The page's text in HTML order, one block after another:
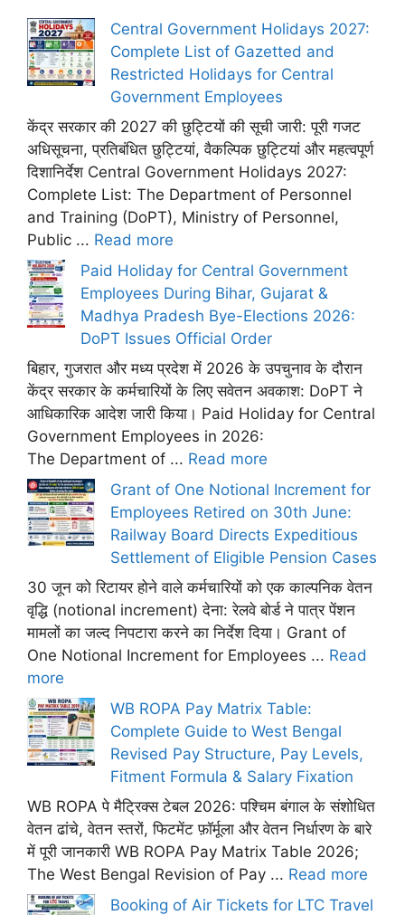
Central Government Holidays 2027:
Complete List of Gazetted and
Restricted Holidays for Central
Government Employees
केंद्र सरकार की 2027 की छुट्टियों की सूची जारी: पूरी गजट
अधिसूचना, प्रतिबंधित छुट्टियां, वैकल्पिक छुट्टियां और महत्वपूर्ण
दिशानिर्देश Central Government Holidays 2027:
Complete List: The Department of Personnel
and Training (DoPT), Ministry of Personnel,
Public ... Read more
Paid Holiday for Central Government
Employees During Bihar, Gujarat &
Madhya Pradesh Bye-Elections 2026:
DoPT Issues Official Order
बिहार, गुजरात और मध्य प्रदेश में 2026 के उपचुनाव के दौरान
केंद्र सरकार के कर्मचारियों के लिए सवेतन अवकाश: DoPT ने
आधिकारिक आदेश जारी किया। Paid Holiday for Central
Government Employees in 2026:
The Department of ... Read more
Grant of One Notional Increment for
Employees Retired on 30th June:
Railway Board Directs Expeditious
Settlement of Eligible Pension Cases
30 जून को रिटायर होने वाले कर्मचारियों को एक काल्पनिक वेतन
वृद्धि (notional increment) देना: रेलवे बोर्ड ने पात्र पेंशन
मामलों का जल्द निपटारा करने का निर्देश दिया। Grant of
One Notional Increment for Employees ... Read
more
WB ROPA Pay Matrix Table:
Complete Guide to West Bengal
Revised Pay Structure, Pay Levels,
Fitment Formula & Salary Fixation
WB ROPA पे मैट्रिक्स टेबल 2026: पश्चिम बंगाल के संशोधित
वेतन ढांचे, वेतन स्तरों, फिटमेंट फ़ॉर्मूला और वेतन निर्धारण के बारे
में पूरी जानकारी WB ROPA Pay Matrix Table 2026;
The West Bengal Revision of Pay ... Read more
Booking of Air Tickets for LTC Travel